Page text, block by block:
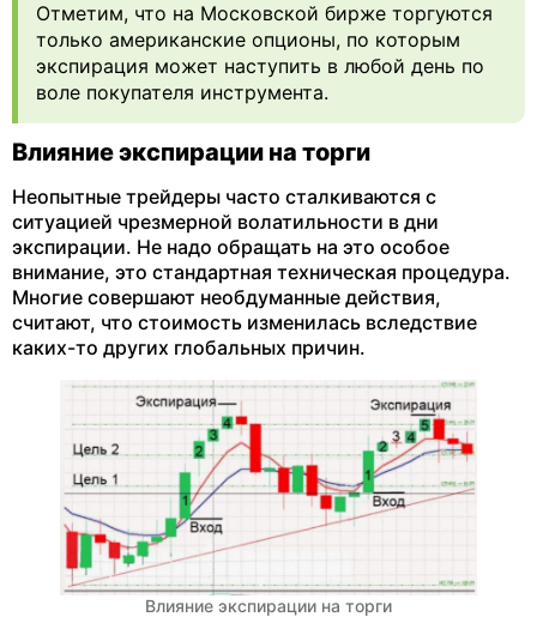
Отметим, что на Московской бирже торгуются
только американские опционы, по которым
экспирация может наступить в любой день по
воле покупателя инструмента.
Влияние экспирации на торги
Неопытные трейдеры часто сталкиваются с
ситуацией чрезмерной волатильности в дни
экспирации. Не надо обращать на это особое
внимание, это стандартная техническая процедура.
Многие совершают необдуманные действия,
считают, что стоимость изменилась вследствие
каких-то других глобальных причин.
Влияние экспирации на торги